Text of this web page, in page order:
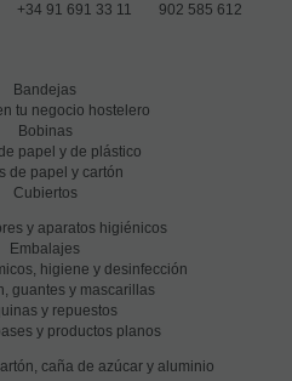
+34 91 691 33 11 902 585 612
Bandejas
tu negocio hostelero
Bobinas
papel y de plástico
de papel y cartón
Cubiertos
y aparatos higiénicos
Embalajes
higiene y desinfección
guantes y mascarillas
y repuestos
y productos planos
caña de azúcar y aluminio